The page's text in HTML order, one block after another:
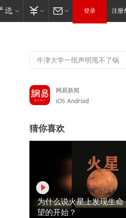
登录 注册
网易新闻
iOS Android
猜你喜欢
为什么说火星上发现生
望的开始？